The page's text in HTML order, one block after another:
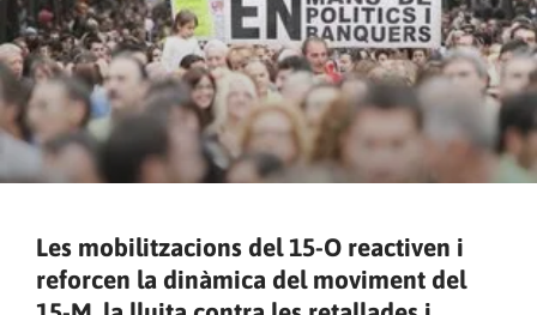
Les mobilitzacions del 15-O reactiven i
reforcen la dinàmica del moviment del